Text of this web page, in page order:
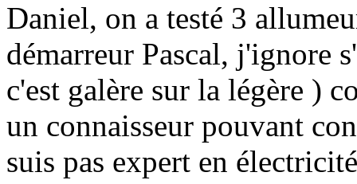
Daniel, on a testé 3
démarreur Pascal, j'ignore
c'est galère sur la légère )
un connaisseur pouvant
suis pas expert en